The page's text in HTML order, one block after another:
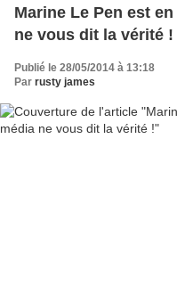
Marine Le Pen est
ne vous dit la vérité !
Publié le 28/05/2014 à 13:18
Par rusty james